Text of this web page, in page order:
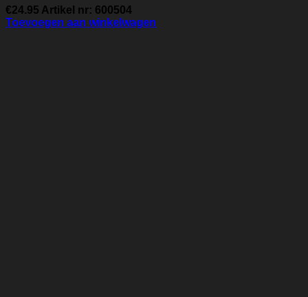
€24.95 Artikel nr: 600504
Toevoegen aan winkelwagen